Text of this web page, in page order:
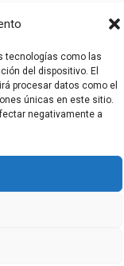
tecnologías como las
del dispositivo. El
procesar datos como el
únicas en este sitio.
negativamente a
Digital | Funciona